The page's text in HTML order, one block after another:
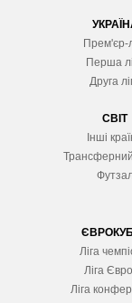
Прем'єр-
Перша
Друга
СВІТ
Інші
Ліга
Ліга
Ліга